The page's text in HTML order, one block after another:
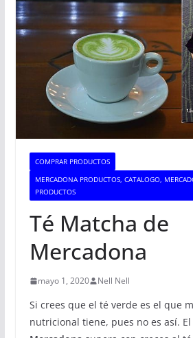
COMPRAR PRODUCTOS
MERCADONA PRODUCTOS, CATALOGO,
PRODUCTOS
Té Matcha de
Mercadona
mayo 1, 2020 Nell Nell
Si crees que el té verde es el que
nutricional tiene, pues no es así. El